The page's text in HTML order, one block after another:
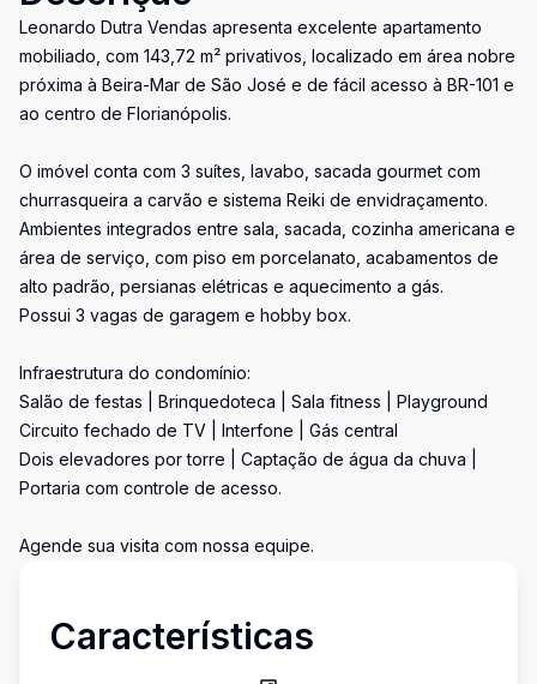
Leonardo Dutra Vendas apresenta excelente apartamento
mobiliado, com 143,72 m² privativos, localizado em área nobre
próxima à Beira-Mar de São José e de fácil acesso à BR-101 e
ao centro de Florianópolis.
O imóvel conta com 3 suítes, lavabo, sacada gourmet com
churrasqueira a carvão e sistema Reiki de envidraçamento.
Ambientes integrados entre sala, sacada, cozinha americana e
área de serviço, com piso em porcelanato, acabamentos de
alto padrão, persianas elétricas e aquecimento a gás.
Possui 3 vagas de garagem e hobby box.
Infraestrutura do condomínio:
Salão de festas | Brinquedoteca | Sala fitness | Playground
Circuito fechado de TV | Interfone | Gás central
Dois elevadores por torre | Captação de água da chuva |
Portaria com controle de acesso.
Agende sua visita com nossa equipe.
Características